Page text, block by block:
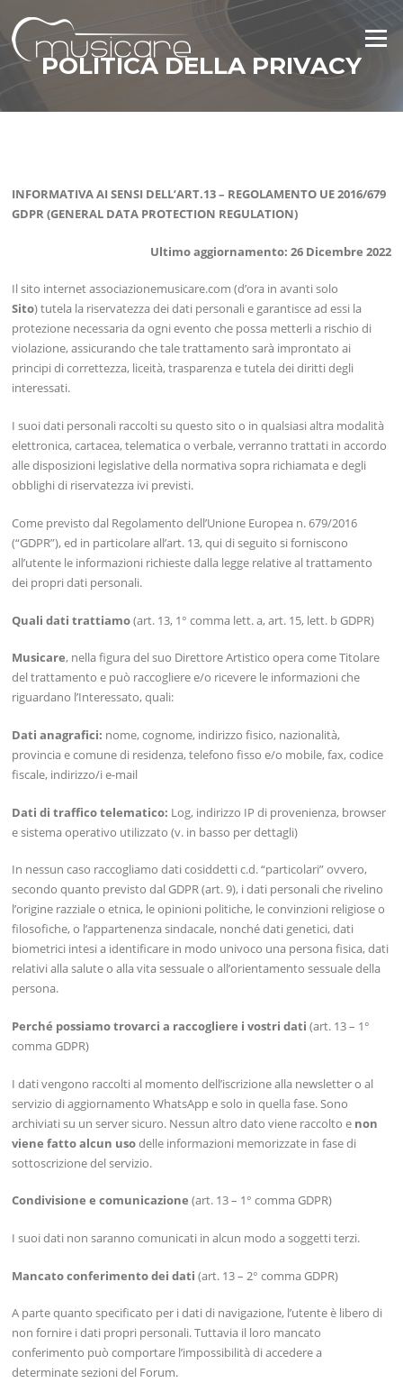
contenuto
Menu
POLITICA DELLA PRIVACY
INFORMATIVA AI SENSI DELL’ART.13 – REGOLAMENTO UE 2016/679
GDPR (GENERAL DATA PROTECTION REGULATION)
Ultimo aggiornamento: 26 Dicembre 2022
Il sito internet associazionemusicare.com (d’ora in avanti solo
Sito) tutela la riservatezza dei dati personali e garantisce ad essi la
protezione necessaria da ogni evento che possa metterli a rischio di
violazione, assicurando che tale trattamento sarà improntato ai
principi di correttezza, liceità, trasparenza e tutela dei diritti degli
interessati.
I suoi dati personali raccolti su questo sito o in qualsiasi altra modalità
elettronica, cartacea, telematica o verbale, verranno trattati in accordo
alle disposizioni legislative della normativa sopra richiamata e degli
obblighi di riservatezza ivi previsti.
Come previsto dal Regolamento dell’Unione Europea n. 679/2016
(“GDPR”), ed in particolare all’art. 13, qui di seguito si forniscono
all’utente le informazioni richieste dalla legge relative al trattamento
dei propri dati personali.
Quali dati trattiamo(art. 13, 1° comma lett. a, art. 15, lett. b GDPR)
Musicare, nella figura del suo Direttore Artistico opera come Titolare
del trattamento e può raccogliere e/o ricevere le informazioni che
riguardano l’Interessato, quali:
Dati anagrafici: nome, cognome, indirizzo fisico, nazionalità,
provincia e comune di residenza, telefono fisso e/o mobile, fax, codice
fiscale, indirizzo/i e-mail
Dati di traffico telematico: Log, indirizzo IP di provenienza, browser
e sistema operativo utilizzato (v. in basso per dettagli)
In nessun caso raccogliamo dati cosiddetti c.d. “particolari” ovvero,
secondo quanto previsto dal GDPR (art. 9), i dati personali che rivelino
l’origine razziale o etnica, le opinioni politiche, le convinzioni religiose o
filosofiche, o l’appartenenza sindacale, nonché dati genetici, dati
biometrici intesi a identificare in modo univoco una persona fisica, dati
relativi alla salute o alla vita sessuale o all’orientamento sessuale della
persona.
Perché possiamo trovarci a raccogliere i vostri dati (art. 13 – 1°
comma GDPR)
I dati vengono raccolti al momento dell’iscrizione alla newsletter o al
servizio di aggiornamento WhatsApp e solo in quella fase. Sono
archiviati su un server sicuro. Nessun altro dato viene raccolto e non
viene fatto alcun usodelle informazioni memorizzate in fase di
sottoscrizione del servizio.
Condivisione e comunicazione(art. 13 – 1° comma GDPR)
I suoi dati non saranno comunicati in alcun modo a soggetti terzi.
Mancato conferimento dei dati(art. 13 – 2° comma GDPR)
A parte quanto specificato per i dati di navigazione, l’utente è libero di
non fornire i dati propri personali. Tuttavia il loro mancato
conferimento può comportare l’impossibilità di accedere a
determinate sezioni del Forum.